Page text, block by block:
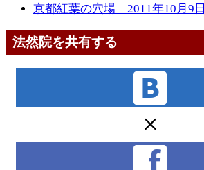
京都紅葉の穴場 2011年10月9日
法然院を共有する